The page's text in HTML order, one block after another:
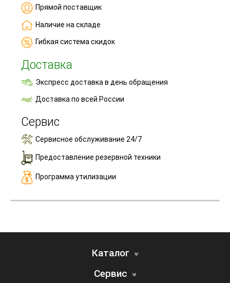
Прямой поставщик
Наличие на складе
Гибкая система скидок
Доставка
Экспресс доставка в день обращения
Доставка по всей России
Сервис
Сервисное обслуживание 24/7
Предоставление резервной техники
Программа утилизации
Каталог
Сервис